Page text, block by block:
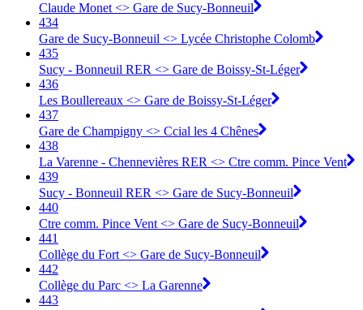
Claude Monet <> Gare de Sucy-Bonneuil
434
Gare de Sucy-Bonneuil <> Lycée Christophe Colomb
435
Sucy - Bonneuil RER <> Gare de Boissy-St-Léger
436
Les Boullereaux <> Gare de Boissy-St-Léger
437
Gare de Champigny <> Ccial les 4 Chênes
438
La Varenne - Chennevières RER <> Ctre comm. Pince Vent
439
Sucy - Bonneuil RER <> Gare de Sucy-Bonneuil
440
Ctre comm. Pince Vent <> Gare de Sucy-Bonneuil
441
Collège du Fort <> Gare de Sucy-Bonneuil
442
Collège du Parc <> La Garenne
443